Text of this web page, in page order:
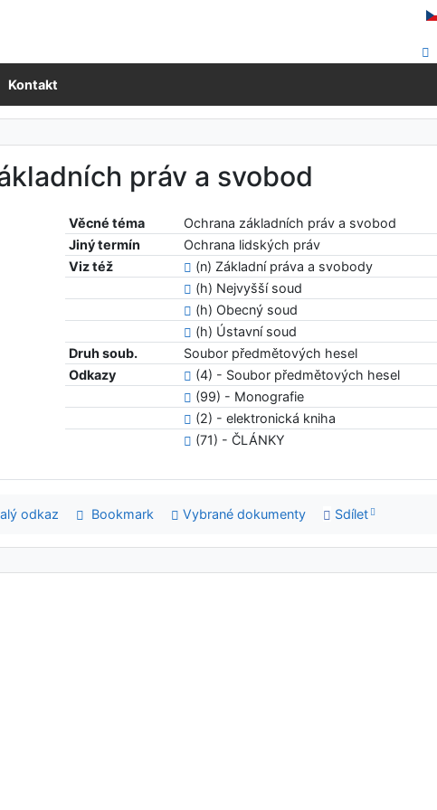
Kontakt
práv a svobod
Věcné téma
Ochrana základních práv a svobod
Jiný termín
Ochrana lidských práv
Viz též
(n) Základní práva a svobody
(h) Nejvyšší soud
(h) Obecný soud
(h) Ústavní soud
Druh soub.
Soubor předmětových hesel
Odkazy
(4) - Soubor předmětových hesel
(99) - Monografie
(2) - elektronická kniha
(71) - ČLÁNKY
odkaz Bookmark Vybrané dokumenty Sdílet